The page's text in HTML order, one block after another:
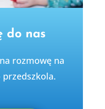
do nas
rozmowę na